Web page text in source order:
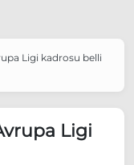
edecek
kararı aldı
Ligi kadrosu belli
Ligi